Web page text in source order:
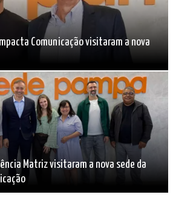
Comunicação visitaram a nova
Matriz visitaram a nova sede da